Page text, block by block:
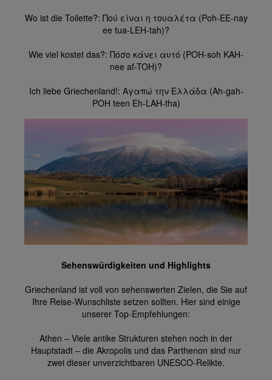
Wo ist die Toilette?: Πού είναι η τουαλέτα (Poh-EE-nay
ee tua-LEH-tah)?
Wie viel kostet das?: Πόσο κάνει αυτό (POH-soh KAH-
nee af-TOH)?
Ich liebe Griechenland!: Αγαπώ την Ελλάδα (Ah-gah-
POH teen Eh-LAH-tha)
Sehenswürdigkeiten und Highlights
Griechenland ist voll von sehenswerten Zielen, die Sie auf
Ihre Reise-Wunschliste setzen sollten. Hier sind einige
unserer Top-Empfehlungen:
Athen – Viele antike Strukturen stehen noch in der
Hauptstadt – die Akropolis und das Parthenon sind nur
zwei dieser unverzichtbaren UNESCO-Relikte.